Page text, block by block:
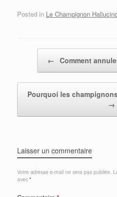
Posted in Le Champignon
← Comment
Pourquoi les
→
Laisser un commentaire
Votre adresse e-mail ne sera pas publiée.
avec *